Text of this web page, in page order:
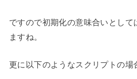
ですので初期化の意味合いとして
ますね。
更に以下のようなスクリプトの場